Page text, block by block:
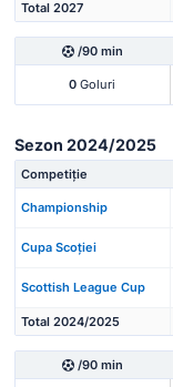
Total 2027
/90 min
0 Goluri
Sezon 2024/2025
Competiție
Championship
Cupa Scoției
Scottish League Cup
Total 2024/2025
/90 min